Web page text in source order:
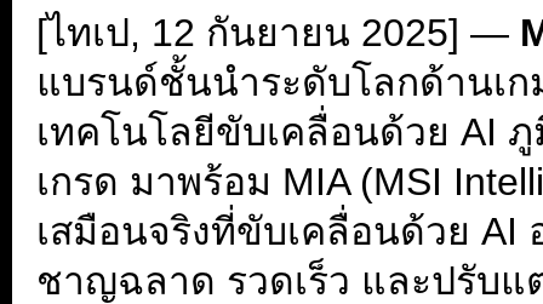
[ไทเป, 12 กันยายน 2025] —
แบรนด์ชั้นนำระดับโลกด้านเ
เทคโนโลยีขับเคลื่อนด้วย AI
เกรด มาพร้อม MIA (MSI
เสมือนจริงที่ขับเคลื่อนด้วย
ชาญฉลาด รวดเร็ว และปรับแ